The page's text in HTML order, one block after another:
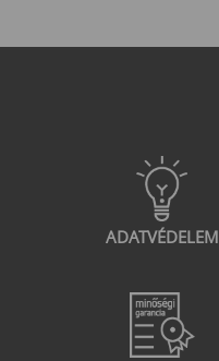
ADATVÉDELEM